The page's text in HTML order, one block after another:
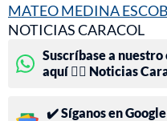
MATEO MEDINA
NOTICIAS CARACOL
Suscríbase a
aquí 👉🏻 Noticias
✔️ Síganos en